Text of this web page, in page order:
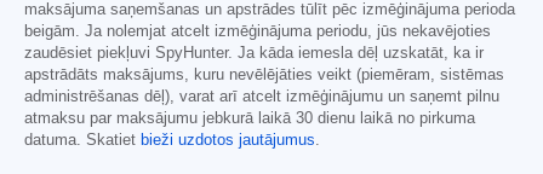
maksājuma saņemšanas un apstrādes tūlīt pēc izmēģinājuma perioda
beigām. Ja nolemjat atcelt izmēģinājuma periodu, jūs nekavējoties
zaudēsiet piekļuvi SpyHunter. Ja kāda iemesla dēļ uzskatāt, ka ir
apstrādāts maksājums, kuru nevēlējāties veikt (piemēram, sistēmas
administrēšanas dēļ), varat arī atcelt izmēģinājumu un saņemt pilnu
atmaksu par maksājumu jebkurā laikā 30 dienu laikā no pirkuma
datuma. Skatiet bieži uzdotos jautājumus.